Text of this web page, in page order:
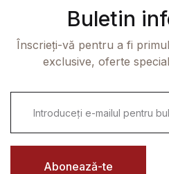
Buletin
Înscrieți-vă pentru a fi
exclusive, oferte
i
l
Abonează-te